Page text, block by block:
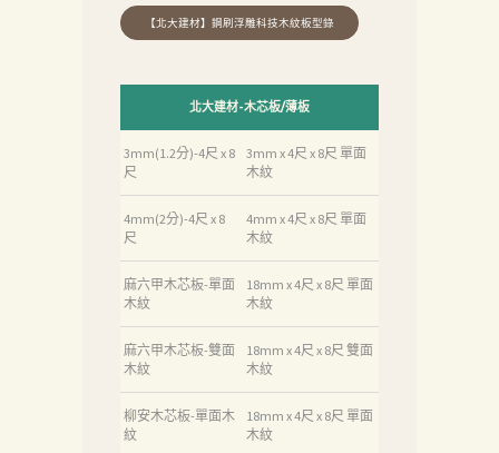
北大建材-木芯板/薄板
3mm(1.2分)-4尺 x 8
尺
3mm x 4尺 x 8尺 單面
木紋
4mm(2分)-4尺 x 8
尺
4mm x 4尺 x 8尺 單面
木紋
麻六甲木芯板-單面
木紋
18mm x 4尺 x 8尺 單面
木紋
麻六甲木芯板-雙面
木紋
18mm x 4尺 x 8尺 雙面
木紋
柳安木芯板-單面木
紋
18mm x 4尺 x 8尺 單面
木紋